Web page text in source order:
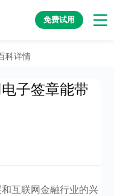
免费试用
科详情
子签章能带
互联网金融行业的兴